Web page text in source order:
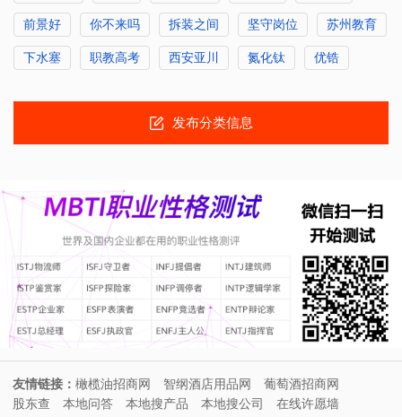
前景好 你不来吗 拆装之间 坚守岗位 苏州教育
下水塞 职教高考 西安亚川 氮化钛 优锆
发布分类信息
友情链接： 橄榄油招商网 智纲酒店用品网
葡萄酒招商网
股东查
本地问答 本地搜产品 本地搜公司
在线许愿墙